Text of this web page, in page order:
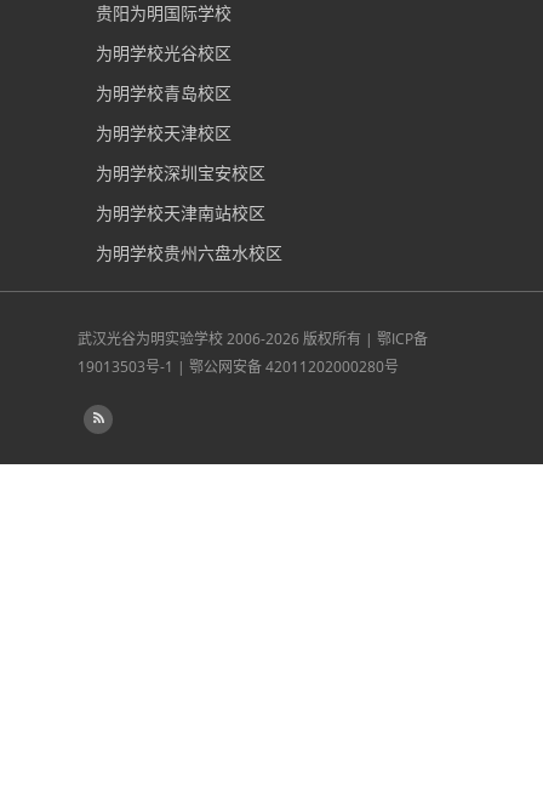
贵阳为明国际学校
为明学校光谷校区
为明学校青岛校区
为明学校天津校区
为明学校深圳宝安校区
为明学校天津南站校区
为明学校贵州六盘水校区
武汉光谷为明实验学校2006-2026 版权所有 | 鄂ICP备
19013503号-1 | 鄂公网安备 42011202000280号